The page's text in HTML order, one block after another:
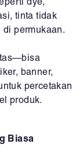
dye,
tinta tidak
di permukaan.
banner,
percetakan
produk.
Biasa